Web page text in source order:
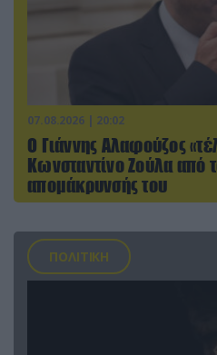
07.08.2026 | 20:02
Ο Γιάννης Αλαφούζος
Κωνσταντίνο Ζούλα από
απομάκρυνσής του
ΠΟΛΙΤΙΚΗ